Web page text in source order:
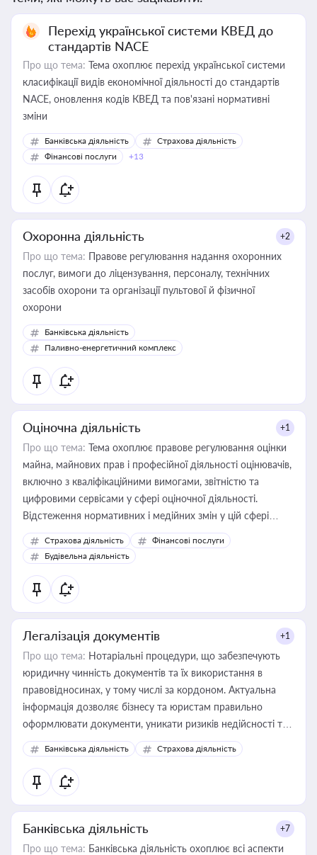
Перехід української системи КВЕД до
стандартів NACE
Про що тема: Тема охоплює перехід української системи
класифікації видів економічної діяльності до стандартів
NACE, оновлення кодів КВЕД та пов'язані нормативні
зміни
Банківська діяльність
Страхова діяльність
Фінансові послуги
+13
Охоронна діяльність +2
Про що тема: Правове регулювання надання охоронних
послуг, вимоги до ліцензування, персоналу, технічних
засобів охорони та організації пультової й фізичної
охорони
Банківська діяльність
Паливно-енергетичний комплекс
Оціночна діяльність +1
Про що тема: Тема охоплює правове регулювання оцінки
майна, майнових прав і професійної діяльності оцінювачів,
включно з кваліфікаційними вимогами, звітністю та
цифровими сервісами у сфері оціночної діяльності.
Відстеження нормативних і медійних змін у цій сфері
корисне для власника бізнесу, керівника, юриста або
бухгалтера під час оподаткування, приватизації, оренди
державного майна, корпоративних угод і перевірки
статусу суб'єктів оціночної діяльності
Страхова діяльність
Фінансові послуги
Будівельна діяльність
Легалізація документів +1
Про що тема: Нотаріальні процедури, що забезпечують
юридичну чинність документів та їх використання в
правовідносинах, у тому числі за кордоном. Актуальна
інформація дозволяє бізнесу та юристам правильно
оформлювати документи, уникати ризиків недійсності та
забезпечувати їх належне прийняття органами влади та
контрагентами
Банківська діяльність Страхова діяльність
Банківська діяльність +7
Про що тема: Банківська діяльність охоплює всі аспекти